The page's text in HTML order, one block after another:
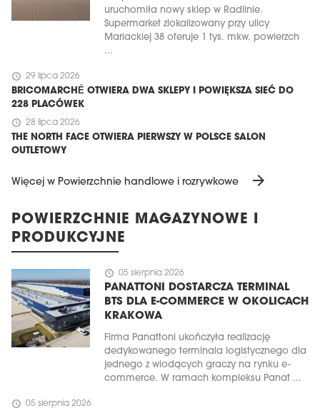
uruchomiła nowy sklep w Radlinie.
Supermarket zlokalizowany przy ulicy
Mariackiej 38 oferuje 1 tys. mkw. powierzch
...
schedule 29 lipca 2026
BRICOMARCHÉ OTWIERA DWA SKLEPY I POWIĘKSZA SIEĆ DO
228 PLACÓWEK
schedule 28 lipca 2026
THE NORTH FACE OTWIERA PIERWSZY W POLSCE SALON
OUTLETOWY
Więcej w Powierzchnie handlowe i rozrywkowe arrow_forward
POWIERZCHNIE MAGAZYNOWE I
PRODUKCYJNE
schedule 05 sierpnia 2026
PANATTONI DOSTARCZA TERMINAL
BTS DLA E-COMMERCE W OKOLICACH
KRAKOWA
Firma Panattoni ukończyła realizację
dedykowanego terminala logistycznego dla
jednego z wiodących graczy na rynku e-
commerce. W ramach kompleksu Panat ...
schedule 05 sierpnia 2026